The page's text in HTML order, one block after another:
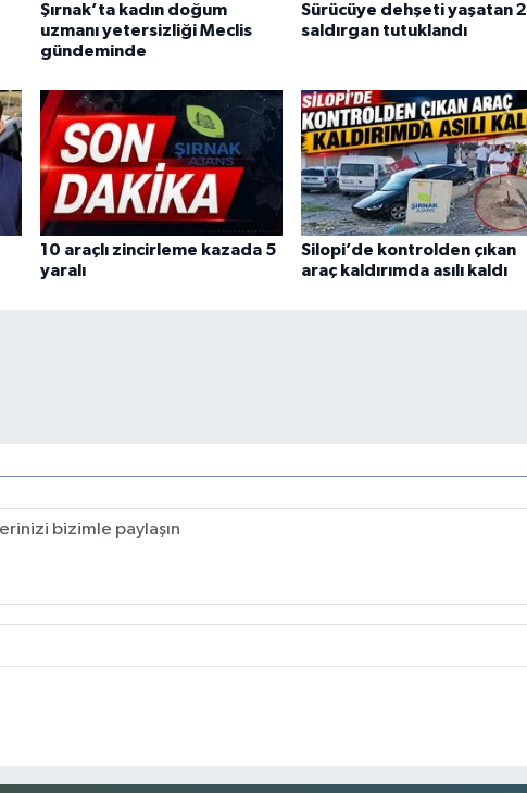
Şırnak’ta kadın doğum
uzmanı yetersizliği Meclis
gündeminde
Sürücüye dehşeti yaşatan 2
saldırgan tutuklandı
10 araçlı zincirleme kazada 5
yaralı
Silopi’de kontrolden çıkan
araç kaldırımda asılı kaldı